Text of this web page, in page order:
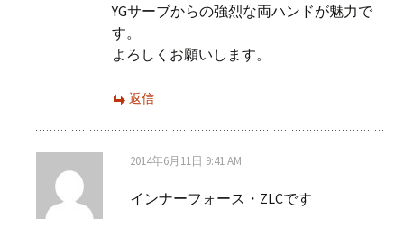
YGサーブからの強烈な両ハンドが魅力で
す。
よろしくお願いします。
返信
2014年6月11日 9:41 AM
インナーフォース・ZLCです